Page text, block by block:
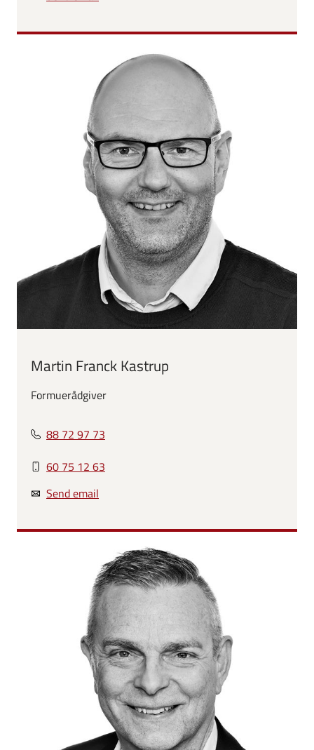
Martin Franck Kastrup
Formuerådgiver
88 72 97 73
60 75 12 63
Send email